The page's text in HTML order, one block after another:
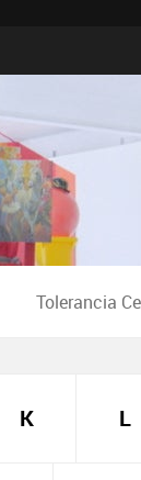
Tolerancia
K L